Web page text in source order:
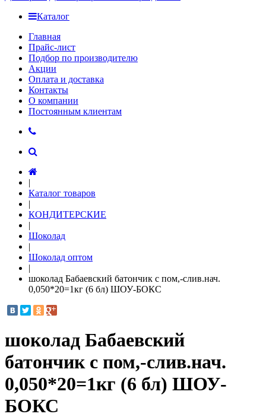
Каталог
Главная
Прайс-лист
Подбор по производителю
Акции
Оплата и доставка
Контакты
О компании
Постоянным клиентам
|
Каталог товаров
|
КОНДИТЕРСКИЕ
|
Шоколад
|
Шоколад оптом
|
шоколад Бабаевский батончик с пом,-слив.нач.
0,050*20=1кг (6 бл) ШОУ-БОКС
шоколад Бабаевский
батончик с пом,-слив.нач.
0,050*20=1кг (6 бл) ШОУ-
БОКС